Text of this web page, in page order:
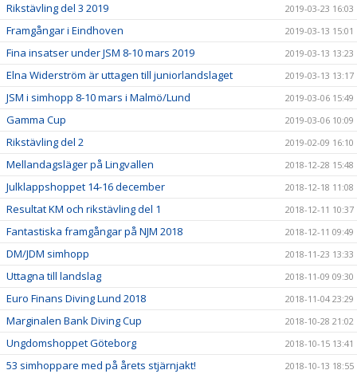
Rikstävling del 3 2019 2019-03-23 16:03
Framgångar i Eindhoven 2019-03-13 15:01
Fina insatser under JSM 8-10 mars 2019 2019-03-13 13:23
Elna Widerström är uttagen till juniorlandslaget 2019-03-13 13:17
JSM i simhopp 8-10 mars i Malmö/Lund 2019-03-06 15:49
Gamma Cup 2019-03-06 10:09
Rikstävling del 2 2019-02-09 16:10
Mellandagsläger på Lingvallen 2018-12-28 15:48
Julklappshoppet 14-16 december 2018-12-18 11:08
Resultat KM och rikstävling del 1 2018-12-11 10:37
Fantastiska framgångar på NJM 2018 2018-12-11 09:49
DM/JDM simhopp 2018-11-23 13:33
Uttagna till landslag 2018-11-09 09:30
Euro Finans Diving Lund 2018 2018-11-04 23:29
Marginalen Bank Diving Cup 2018-10-28 21:02
Ungdomshoppet Göteborg 2018-10-15 13:41
53 simhoppare med på årets stjärnjakt! 2018-10-13 18:55